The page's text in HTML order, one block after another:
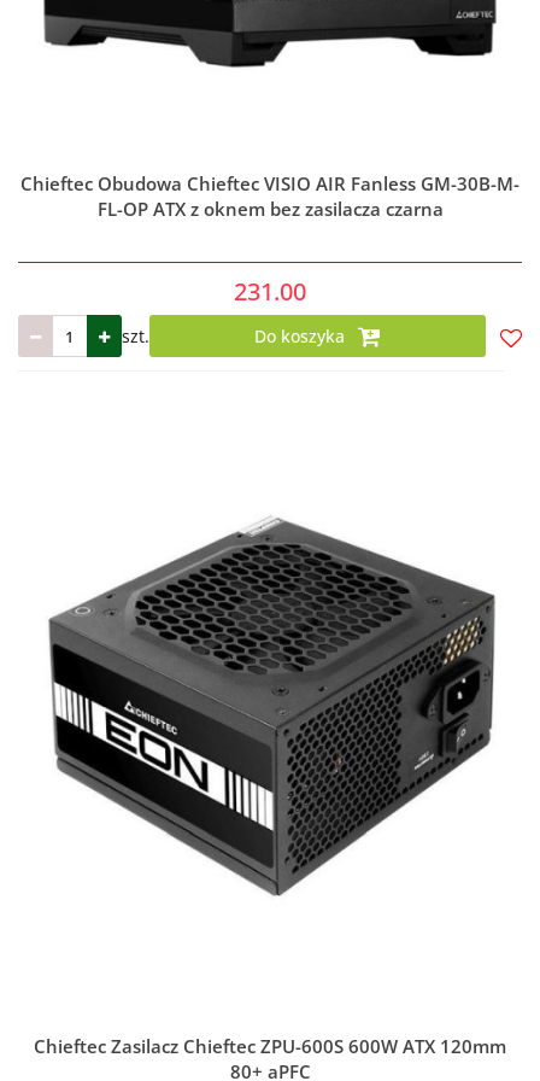
Chieftec Obudowa Chieftec VISIO AIR Fanless GM-30B-M-
FL-OP ATX z oknem bez zasilacza czarna
231.00
szt. Do koszyka
Chieftec Zasilacz Chieftec ZPU-600S 600W ATX 120mm
80+ aPFC